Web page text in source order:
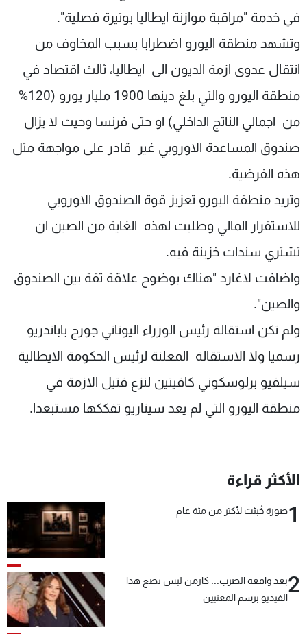
في خدمة "مراقبة موازنة ايطاليا بوتيرة فصلية".
وتشهد منطقة اليورو اضطرابا بسبب المخاوف من
انتقال عدوى ازمة الديون الى ايطاليا، ثالث اقتصاد في
منطقة اليورو والتي بلغ دينها 1900 مليار يورو (120%
من اجمالي الناتج الداخلي) او حتى فرنسا وحيث لا يزال
صندوق المساعدة الاوروبي غير قادر على مواجهة مثل
هذه الفرضية.
وتريد منطقة اليورو تعزيز قوة الصندوق الاوروبي
للاستقرار المالي وطلبت لهذه الغاية من الصين ان
تشتري سندات خزينة فيه.
واضافت لاغارد "هناك بوضوح علاقة ثقة بين الصندوق
والصين".
ولم تكن استقالة رئيس الوزراء اليوناني جورج باباندريو
رسميا ولا الاستقالة المعلنة لرئيس الحكومة الايطالية
سيلفيو برلوسكوني كافيتين لنزع فتيل الازمة في
منطقة اليورو التي لم يعد سيناريو تفككها مستبعدا.
الأكثر قراءة
1صورة خُبئت لأكثر من مئة عام
2بعد واقعة الضرب... كارمن لبس تضع هذا
الفيديو برسم المعنيين